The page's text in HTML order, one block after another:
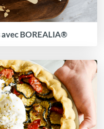
BOREALIA®